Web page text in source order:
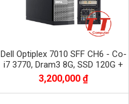
Dell Optiplex 7010 SFF CH6 - Co-
i7 3770, Dram3 8G, SSD 120G +
HDD 500G
3,200,000 ₫